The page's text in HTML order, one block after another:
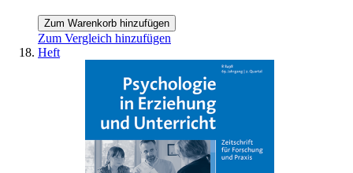
Zum Warenkorb hinzufügen
Zum Vergleich hinzufügen
Heft